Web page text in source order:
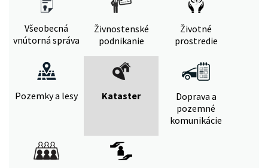
Všeobecná
vnútorná správa
Živnostenské
podnikanie
Životné
prostredie
Pozemky a lesy Kataster
Doprava a
pozemné
komunikácie